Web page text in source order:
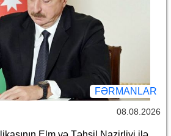
FƏRMANLAR
08.08.2026